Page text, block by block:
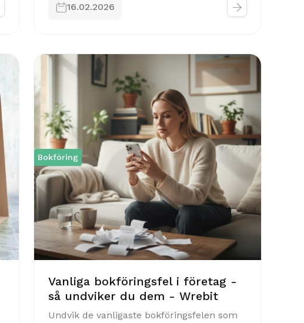
16.02.2026 
Bokföring
Vanliga bokföringsfel i företag -
så undviker du dem - Wrebit
Undvik de vanligaste bokföringsfelen som